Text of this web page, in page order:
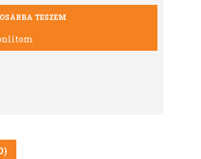
TESZEM